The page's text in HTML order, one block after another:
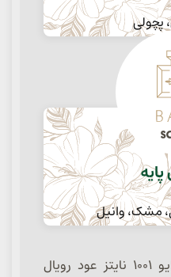
پچولی
مشک، وانیل
عطر یونیسکس آرمانی پرایو ۱۰۰۱ نایتز عود رویال